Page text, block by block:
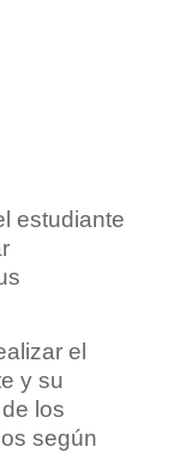
estudiante
el
y su
los
según